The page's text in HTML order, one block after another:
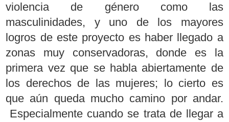
violencia de género como las
masculinidades, y uno de los mayores
logros de este proyecto es haber llegado a
zonas muy conservadoras, donde es la
primera vez que se habla abiertamente de
los derechos de las mujeres; lo cierto es
que aún queda mucho camino por andar.
Especialmente cuando se trata de llegar a